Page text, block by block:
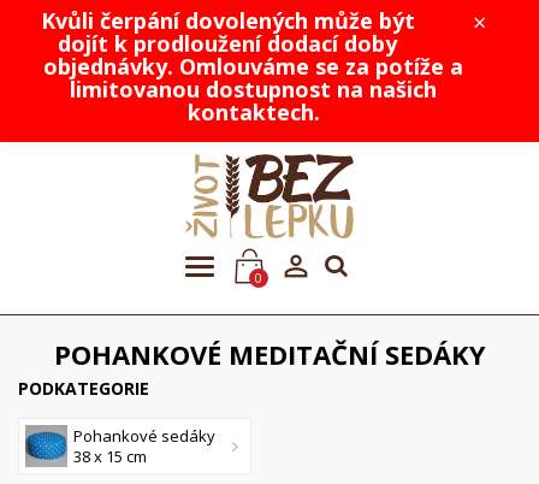
×
Kvůli čerpání dovolených může být
dojít k prodloužení dodací doby
objednávky. Omlouváme se za potíže a
limitovanou dostupnost na našich
kontaktech.
0 
POHANKOVÉ MEDITAČNÍ SEDÁKY
PODKATEGORIE
Pohankové sedáky
38 x 15 cm